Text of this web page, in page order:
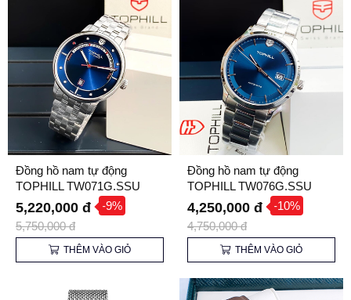
Đồng hồ nam tự động
TOPHILL TW071G.SSU
chính hãng
5,220,000 đ -9%
5,750,000 đ
THÊM VÀO GIỎ
Đồng hồ nam tự động
TOPHILL TW076G.SSU
chính hãng
4,250,000 đ -10%
4,750,000 đ
THÊM VÀO GIỎ